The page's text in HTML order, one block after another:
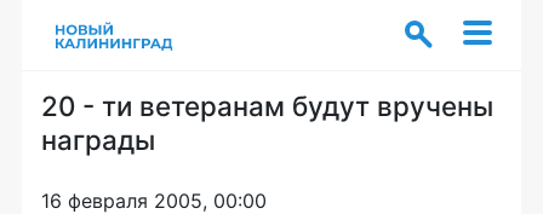
20 - ти ветеранам будут вручены
награды
16 февраля 2005, 00:00